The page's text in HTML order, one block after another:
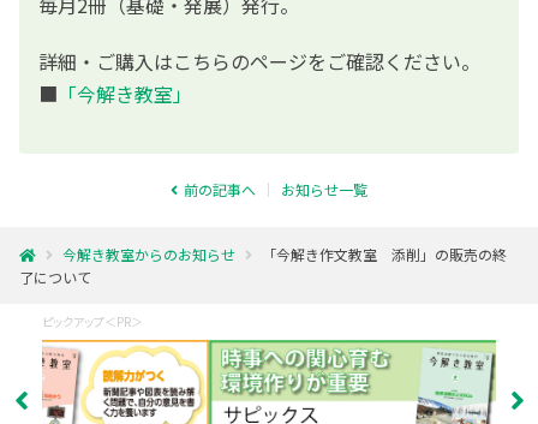
詳細・ご購入はこちらのページをご確認ください。
■ 「今解き教室」
前の記事へ お知らせ一覧
今解き教室からのお知らせ
「今解き作文教室 添削」の販売の終
了について
ピックアップ＜PR＞